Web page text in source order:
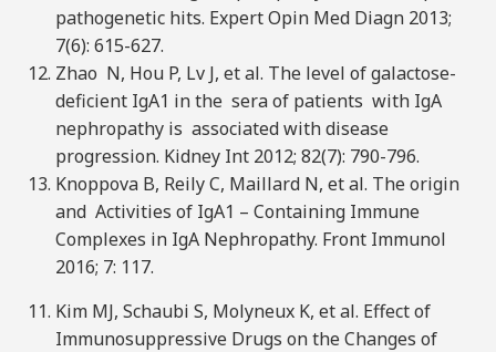
pathogenetic hits. Expert Opin Med Diagn 2013;
7(6): 615-627.
Zhao N, Hou P, Lv J, et al. The level of galactose-
deficient IgA1 in the sera of patients with IgA
nephropathy is associated with disease
progression. Kidney Int 2012; 82(7): 790-796.
Knoppova B, Reily C, Maillard N, et al. The origin
and Activities of IgA1 – Containing Immune
Complexes in IgA Nephropathy. Front Immunol
2016; 7: 117.
Kim MJ, Schaubi S, Molyneux K, et al. Effect of
Immunosuppressive Drugs on the Changes of